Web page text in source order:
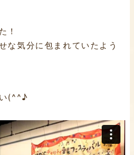
！
な気分に包まれていたよう
(^^♪